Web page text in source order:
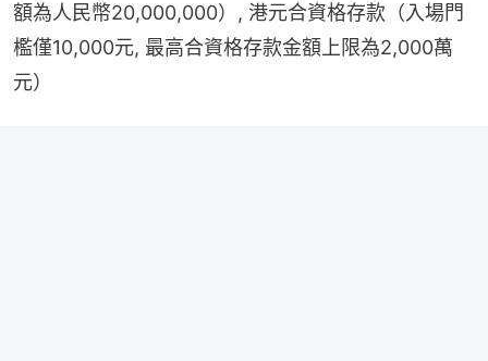
額為人民幣20,000,000）, 港元合資格存款（入場門
檻僅10,000元, 最高合資格存款金額上限為2,000萬
元）